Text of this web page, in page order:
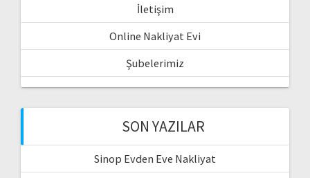
İletişim
Online Nakliyat Evi
Şubelerimiz
SON YAZILAR
Sinop Evden Eve Nakliyat